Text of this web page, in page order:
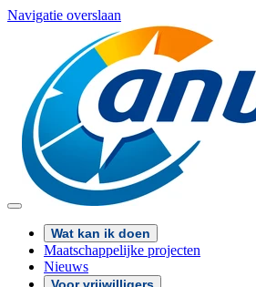
Navigatie overslaan
Wat kan ik doen
Maatschappelijke projecten
Nieuws